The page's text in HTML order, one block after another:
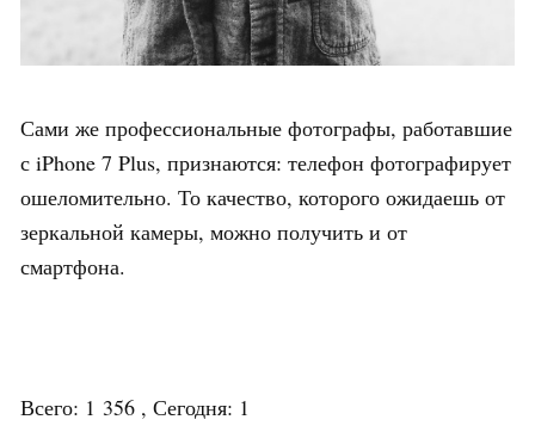
Сами же профессиональные фотографы, работавшие
с iPhone 7 Plus, признаются: телефон фотографирует
ошеломительно. То качество, которого ожидаешь от
зеркальной камеры, можно получить и от
смартфона.
Всего: 1 356 , Сегодня: 1